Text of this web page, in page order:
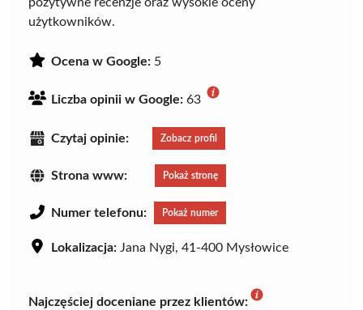
pozytywne recenzje oraz wysokie oceny
użytkowników.
Ocena w Google: 5
Liczba opinii w Google: 63
Czytaj opinie: Zobacz profil
Strona www: Pokaż stronę
Numer telefonu: Pokaż numer
Lokalizacja: Jana Nygi, 41-400 Mysłowice
Najczęściej doceniane przez klientów: